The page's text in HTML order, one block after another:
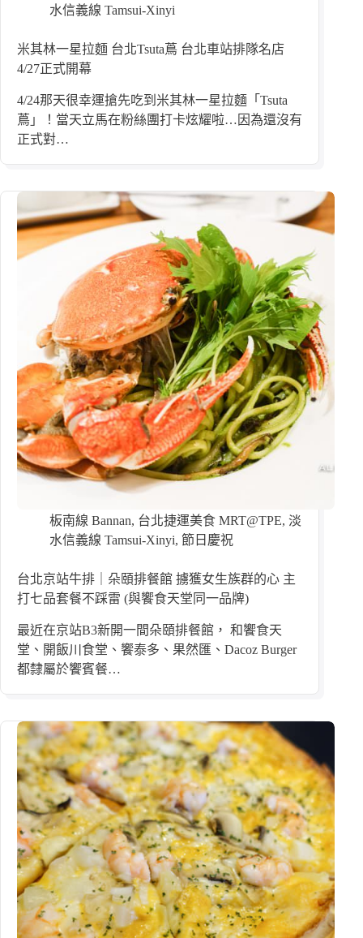
水信義線 Tamsui-Xinyi
米其林一星拉麵 台北Tsuta蔦 台北車站排隊名店
4/27正式開幕
4/24那天很幸運搶先吃到米其林一星拉麵「Tsuta
蔦」！當天立馬在粉絲團打卡炫耀啦…因為還沒有
正式對…
板南線 Bannan, 台北捷運美食 MRT@TPE, 淡
水信義線 Tamsui-Xinyi, 節日慶祝
台北京站牛排｜朵頤排餐館 擄獲女生族群的心 主
打七品套餐不踩雷 (與饗食天堂同一品牌)
最近在京站B3新開一間朵頤排餐館， 和饗食天
堂、開飯川食堂、饗泰多、果然匯、Dacoz Burger
都隸屬於饗賓餐…